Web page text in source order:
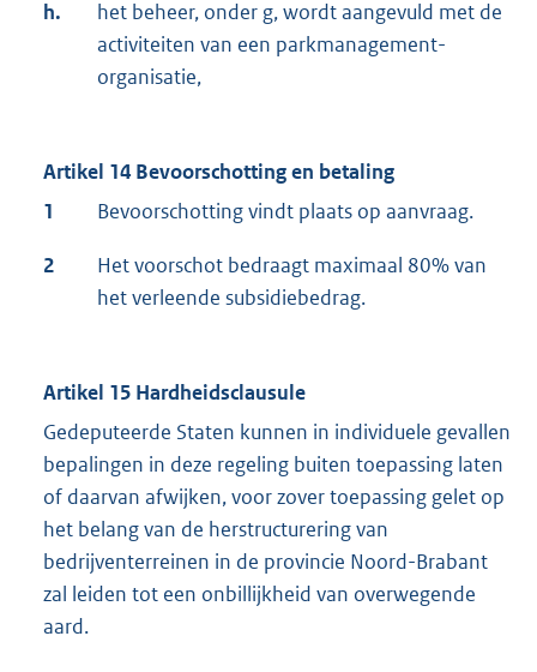
h.
het beheer, onder g, wordt aangevuld met de
activiteiten van een parkmanagement-
organisatie,
Artikel 14 Bevoorschotting en betaling
1
Bevoorschotting vindt plaats op aanvraag.
2
Het voorschot bedraagt maximaal 80% van
het verleende subsidiebedrag.
Artikel 15 Hardheidsclausule
Gedeputeerde Staten kunnen in individuele gevallen
bepalingen in deze regeling buiten toepassing laten
of daarvan afwijken, voor zover toepassing gelet op
het belang van de herstructurering van
bedrijventerreinen in de provincie Noord-Brabant
zal leiden tot een onbillijkheid van overwegende
aard.